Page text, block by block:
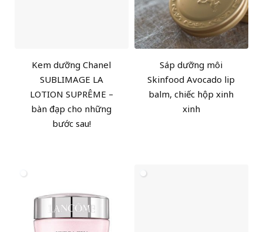
Kem dưỡng Chanel
SUBLIMAGE LA
LOTION SUPRÊME –
bàn đạp cho những
bước sau!
Sáp dưỡng môi
Skinfood Avocado lip
balm, chiếc hộp xinh
xinh